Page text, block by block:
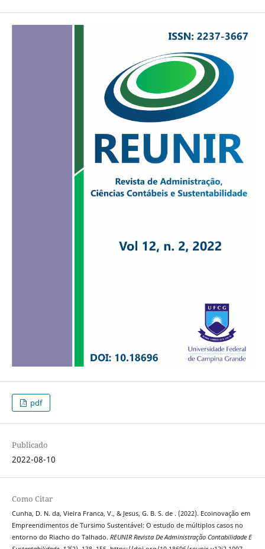
pdf
Publicado
2022-08-10
Como Citar
Cunha, D. N. da, Vieira Franca, V., & Jesus, G. B. S. de . (2022). Ecoinovação em
Empreendimentos de Tursimo Sustentável: O estudo de múltiplos casos no
entorno do Riacho do Talhado. REUNIR Revista De Administração Contabilidade E